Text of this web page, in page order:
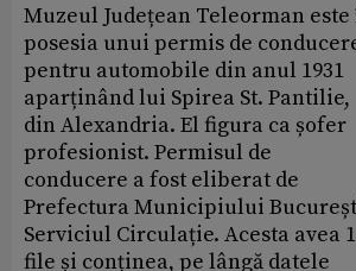
Muzeul Județean Teleorman
posesia unui permis de
pentru automobile din anul 1931
aparținând lui Spirea St. Pantilie,
din Alexandria. El figura ca șofer
profesionist. Permisul de
conducere a fost eliberat de
Prefectura Municipiului
Serviciul Circulație. Acesta avea
file și conținea, pe lângă datele